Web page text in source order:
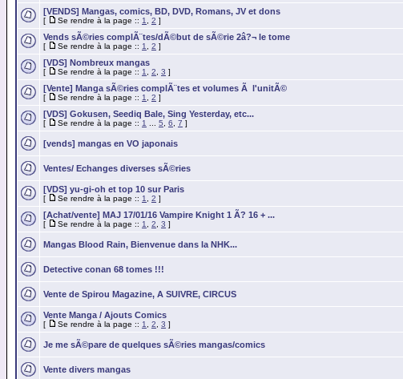
[VENDS] Mangas, comics, BD, DVD, Romans, JV et dons
[ Se rendre à la page :: 1 2 ]
Vends sÃ©ries complÃ¨tes/dÃ©but de sÃ©rie 2â?¬ le tome
[ Se rendre à la page :: 1 2 ]
[VDS] Nombreux mangas
[ Se rendre à la page :: 1 2 3 ]
[Vente] Manga sÃ©ries complÃ¨tes et volumes Ã l'unitÃ©
[ Se rendre à la page :: 1 2 ]
[VDS] Gokusen, Seediq Bale, Sing Yesterday, etc...
[ Se rendre à la page :: 1 5 6 7 ]
[vends] mangas en VO japonais
Ventes/ Echanges diverses sÃ©ries
[VDS] yu-gi-oh et top 10 sur Paris
[ Se rendre à la page :: 1 2 ]
[Achat/vente] MAJ 17/01/16 Vampire Knight 1 Ã? 16 + ...
[ Se rendre à la page :: 1 2 3 ]
Mangas Blood Rain, Bienvenue dans la NHK...
Detective conan 68 tomes !!!
Vente de Spirou Magazine, A SUIVRE, CIRCUS
Vente Manga / Ajouts Comics
[ Se rendre à la page :: 1 2 3 ]
Je me sÃ©pare de quelques sÃ©ries mangas/comics
Vente divers mangas